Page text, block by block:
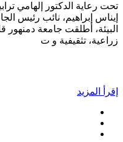
تحت رعاية الدكتور إلهامي
إيناس إبراهيم، نائب رئيس
البيئة، أطلقت جامعة دمنهور
زراعية، تثقيفية و ت
إقرأ المزيد